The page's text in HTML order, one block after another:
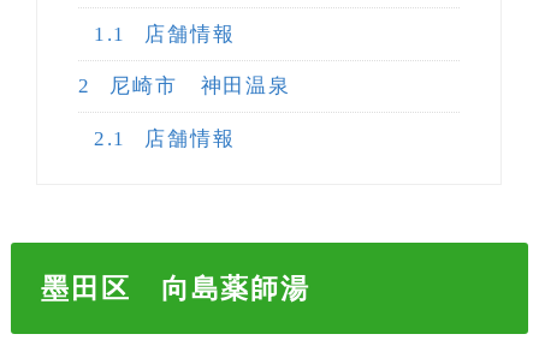
1.1 店舗情報
2 尼崎市 神田温泉
2.1 店舗情報
墨田区 向島薬師湯